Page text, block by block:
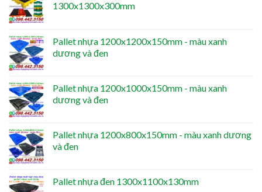
1300x1300x300mm
Pallet nhựa 1200x1200x150mm - màu xanh
dương và đen
Pallet nhựa 1200x1000x150mm - màu xanh
dương và đen
Pallet nhựa 1200x800x150mm - màu xanh dương
và đen
Pallet nhựa đen 1300x1100x130mm